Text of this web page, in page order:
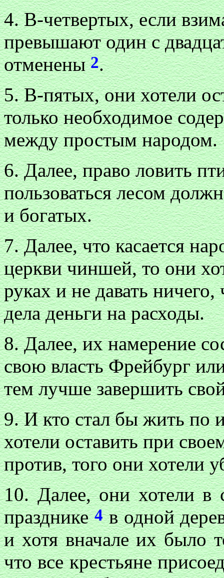
4. В-четвертых, если
превышают один с
отменены2.
5. В-пятых, они хотели
только необходимое
между простым народом.
6. Далее, право ловить
пользоваться лесом
и богатых.
7. Далее, что касается
церкви чиншей, то они
руках и не давать
дела деньги на расходы.
8. Далее, их намерение
свою власть Фрейбург
тем лучше завершить
9. И кто стал бы жить по
хотели оставить при
против, того они хотели
10. Далее, они хотели в
празднике4в одной
и хотя вначале их было
что все крестьяне